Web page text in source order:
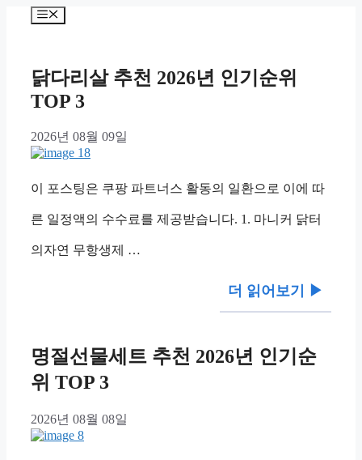
Menu
닭다리살 추천 2026년 인기순위
TOP 3
2026년 08월 09일
이 포스팅은 쿠팡 파트너스 활동의 일환으로 이에 따
른 일정액의 수수료를 제공받습니다. 1. 마니커 닭터
의자연 무항생제 …
더 읽어보기 ▶︎
명절선물세트 추천 2026년 인기순
위 TOP 3
2026년 08월 08일